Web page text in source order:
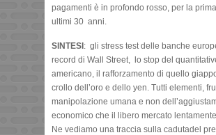
pagamenti è in profondo rosso, per la
ultimi 30 anni.
SINTESI: gli stress test delle banche
record di Wall Street, lo stop del
americano, il rafforzamento di quello
crollo dell’oro e dello yen. Tutti elementi,
manipolazione umana e non
economico che il libero mercato
Ne vediamo una traccia sulla cadutadel